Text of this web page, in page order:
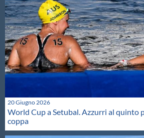
20 Giugno 2026
World Cup a Setubal. Azzurri al quinto
coppa